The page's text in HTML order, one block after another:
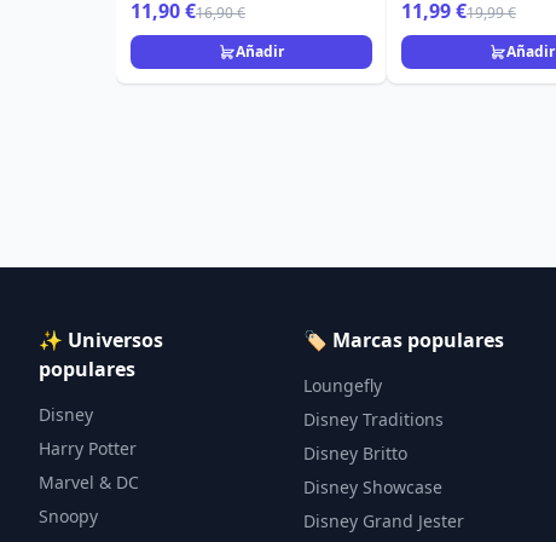
11,90 €16,90 €
Añadir
11,99 €19,99 €
Añadir
✨ Universos
populares
Disney
Harry Potter
Marvel & DC
Snoopy
🏷️ Marcas populares
Loungefly
Disney Traditions
Disney Britto
Disney Showcase
Disney Grand Jester